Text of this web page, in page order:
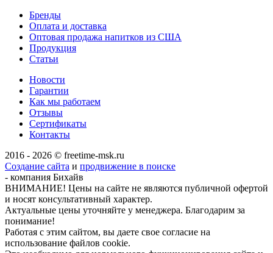
Бренды
Оплата и доставка
Оптовая продажа напитков из США
Продукция
Статьи
Новости
Гарантии
Как мы работаем
Отзывы
Сертификаты
Контакты
2016 - 2026 © freetime-msk.ru
Создание сайта и продвижение в поиске
- компания Бихайв
ВНИМАНИЕ! Цены на сайте не являются публичной офертой
и носят консультативный характер.
Актуальные цены уточняйте у менеджера. Благодарим за
понимание!
Работая с этим сайтом, вы даете свое согласие на
использование файлов cookie.